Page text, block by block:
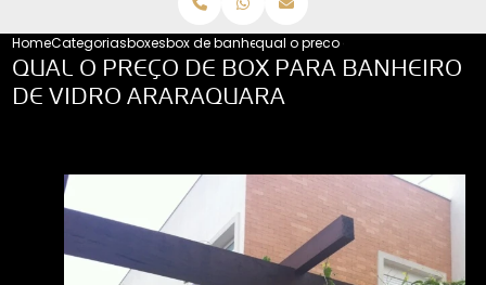
HomeCategoriasboxesbox de banheiro de vidroqual o preco de box para
QUAL O PREÇO DE BOX PARA BANHEIRO
DE VIDRO ARARAQUARA